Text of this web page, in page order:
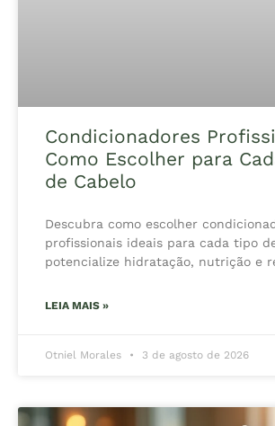
Condicionadores
Como Escolher para
de Cabelo
Descubra como escolher
profissionais ideais para cada tipo
potencialize hidratação, nutrição e
LEIA MAIS »
Otniel Morales 3 de agosto de 2026